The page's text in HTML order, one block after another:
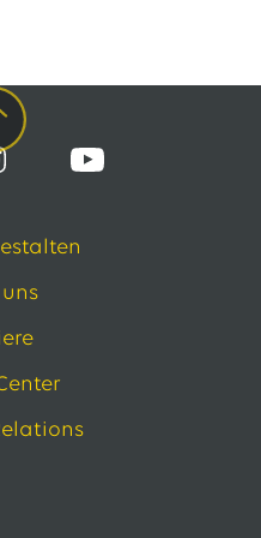
im Nordwesten